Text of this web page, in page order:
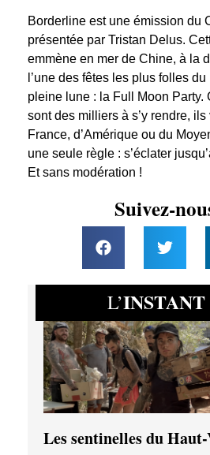
Borderline est une émission du
présentée par Tristan Delus.
emmène en mer de Chine, à la
l’une des fêtes les plus folles
pleine lune : la Full Moon Party.
sont des milliers à s’y rendre,
France, d’Amérique ou du
une seule règle : s’éclater
Et sans modération !
Suivez-
L’
Les sentinelles du